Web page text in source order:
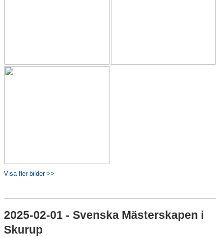
Visa fler bilder >>
2025-02-01 - Svenska Mästerskapen i
Skurup